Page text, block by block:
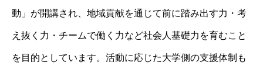
動」が開講され、地域貢献を通じて前に踏み出す力・考
え抜く力・チームで働く力など社会人基礎力を育むこと
を目的としています。活動に応じた大学側の支援体制も